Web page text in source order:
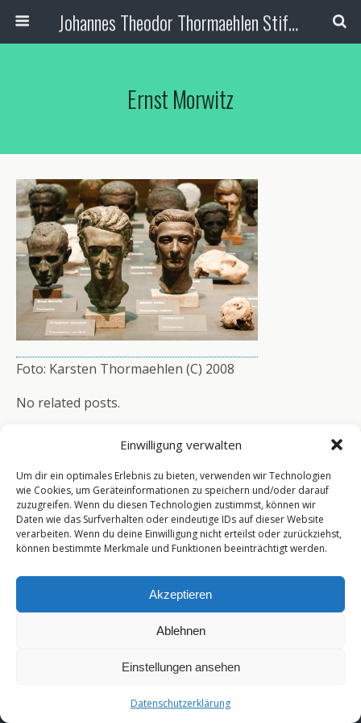
Einwilligung verwalten
Um dir ein optimales Erlebnis zu bieten, verwenden wir Technologien
wie Cookies, um Geräteinformationen zu speichern und/oder darauf
zuzugreifen. Wenn du diesen Technologien zustimmst, können wir
Daten wie das Surfverhalten oder eindeutige IDs auf dieser Website
verarbeiten. Wenn du deine Einwilligung nicht erteilst oder zurückziehst,
können bestimmte Merkmale und Funktionen beeinträchtigt werden.
Akzeptieren
Ablehnen
Einstellungen ansehen
Datenschutzerklärung
Johannes Theodor Thormaehlen Stiftung
Ernst Morwitz
Foto: Karsten Thormaehlen (C) 2008
No related posts.
Zum Seitenanfang
Mobil Desktop
[year]